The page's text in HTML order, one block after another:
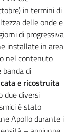
in termini di
delle onde e
di progressiva
installate in area
nel contenuto
di
e ricostruita
due diversi
è stato
Apollo durante i